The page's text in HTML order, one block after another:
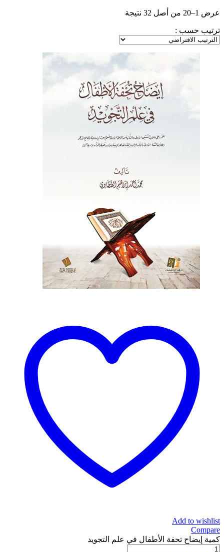
عرض 1–20 من أصل 32 نتيجة
ترتيب حسب :
Add to wishlist
Compare
كمية إيضاح تحفة الأطفال في علم التجويد